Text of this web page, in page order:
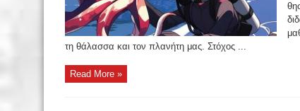
τη θάλασσα και τον πλανήτη μας. Στόχος ...
Read More »